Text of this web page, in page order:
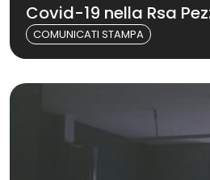
Covid-19 nella Rsa
COMUNICATI STAMPA